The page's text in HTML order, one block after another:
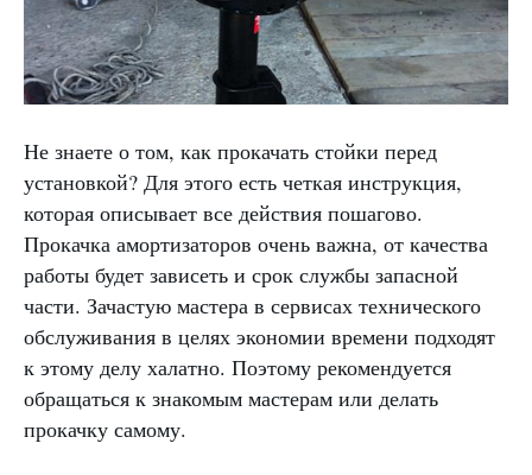
Не знаете о том, как прокачать стойки перед
установкой? Для этого есть четкая инструкция,
которая описывает все действия пошагово.
Прокачка амортизаторов очень важна, от качества
работы будет зависеть и срок службы запасной
части. Зачастую мастера в сервисах технического
обслуживания в целях экономии времени подходят
к этому делу халатно. Поэтому рекомендуется
обращаться к знакомым мастерам или делать
прокачку самому.